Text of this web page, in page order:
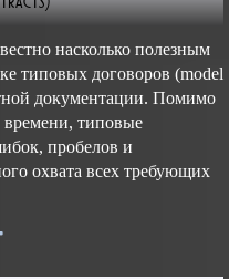
насколько полезным
типовых договоров (model
документации. Помимо
типовые
пробелов и
охвата всех требующих